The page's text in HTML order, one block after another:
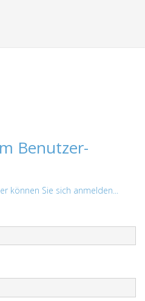
Benutzer-
können Sie sich anmelden...